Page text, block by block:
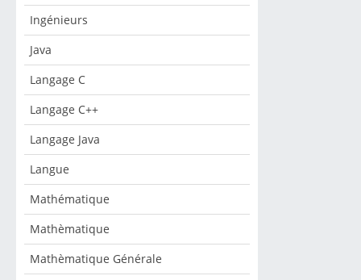
Ingénieurs
Java
Langage C
Langage C++
Langage Java
Langue
Mathématique
Mathèmatique
Mathèmatique Générale